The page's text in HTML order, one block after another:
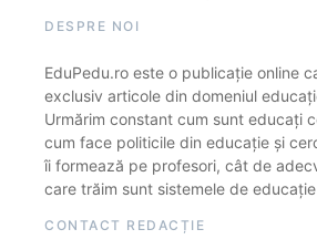
DESPRE NOI
EduPedu.ro este o publicație online
exclusiv articole din domeniul
Urmărim constant cum sunt educați
cum face politicile din educație și
îi formează pe profesori, cât de
care trăim sunt sistemele de
CONTACT REDACȚIE